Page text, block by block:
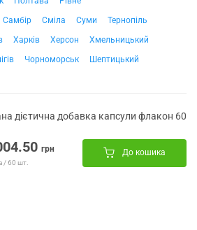
Самбір Сміла Суми
Тернопіль
Харків Херсон
Хмельницький
Чорноморськ Шептицький
дієтична добавка капсули флакон 60
грн
/ 60 шт.
До кошика